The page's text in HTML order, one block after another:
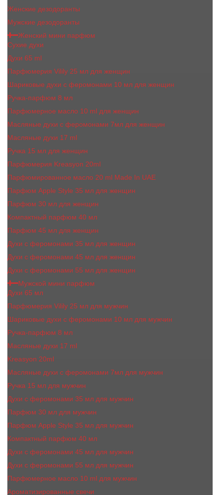
Женские дезодоранты
Мужские дезодоранты
Женский мини парфюм
Сухие духи
Духи 65 ml
Парфюмерия Vilily 25 мл для женщин
Шариковые духи с феромонами 10 мл для женщин
Ручка-парфюм 8 мл
Парфюмерное масло 10 ml для женщин
Масляные духи c феромонами 7мл для женщин
Масляные духи 17 ml
Ручка 15 мл для женщин
Парфюмерия Kreasyon 20ml
Парфюмированное масло 20 ml Made In UAE
Парфюм Apple Style 35 мл для женщин
Парфюм 30 мл для женщин
Компактный парфюм 40 мл
Парфюм 45 мл для женщин
Духи с феромонами 35 мл для женщин
Духи с феромонами 45 мл для женщин
Духи с феромонами 55 мл для женщин
Мужской мини парфюм
Духи 65 мл
Парфюмерия Vilily 25 мл для мужчин
Шариковые духи с феромонами 10 мл для мужчин
Ручка-парфюм 8 мл
Масляные духи 17 ml
Kreasyon 20ml
Масляные духи c феромонами 7мл для мужчин
Ручка 15 мл для мужчин
Духи с феромонами 35 мл для мужчин
Парфюм 30 мл для мужчин
Парфюм Apple Style 35 мл для мужчин
Компактный парфюм 40 мл
Духи с феромонами 45 мл для мужчин
Духи с феромонами 55 мл для мужчин
Парфюмерное масло 10 ml для мужчин
Ароматизированные свечи